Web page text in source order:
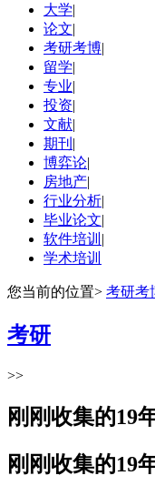
大学|
论文|
考研考博|
留学|
专业|
投资|
文献|
期刊 |
博弈论|
房地产|
行业分析|
毕业论文|
软件培训 |
学术培训
您当前的位置> 考研考
考研
>>
刚刚收集的19
刚刚收集的19